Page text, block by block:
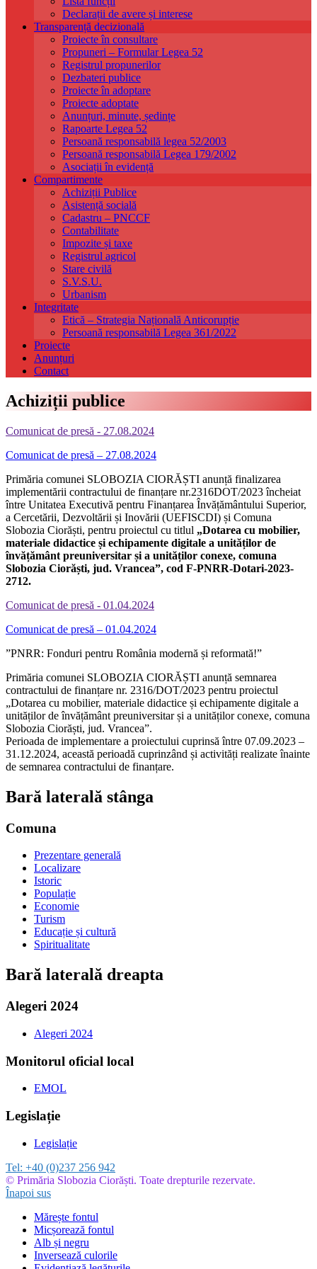
Declarații de avere și interese
Transparență decizională
Proiecte în consultare
Propuneri – Formular Legea 52
Registrul propunerilor
Dezbateri publice
Proiecte în adoptare
Proiecte adoptate
Anunțuri, minute, ședințe
Rapoarte Legea 52
Persoană responsabilă legea 52/2003
Persoană responsabilă Legea 179/2002
Asociații în evidență
Compartimente
Achiziții Publice
Asistență socială
Cadastru – PNCCF
Contabilitate
Impozite și taxe
Registrul agricol
Stare civilă
S.V.S.U.
Urbanism
Integritate
Etică – Strategia Națională Anticorupție
Persoană responsabilă Legea 361/2022
Proiecte
Anunțuri
Contact
Achiziții publice
Comunicat de presă - 27.08.2024
Comunicat de presă – 27.08.2024
Primăria comunei SLOBOZIA CIORĂȘTI anunță finalizarea
implementării contractului de finanțare nr.2316DOT/2023 încheiat
între Unitatea Executivă pentru Finanțarea Învățământului Superior,
a Cercetării, Dezvoltării și Inovării (UEFISCDI) și Comuna
Slobozia Ciorăști, pentru proiectul cu titlul „Dotarea cu mobilier,
materiale didactice și echipamente digitale a unităților de
învățământ preuniversitar și a unităților conexe, comuna
Slobozia Ciorăști, jud. Vrancea”, cod F-PNRR-Dotari-2023-
2712.
Comunicat de presă - 01.04.2024
Comunicat de presă – 01.04.2024
”PNRR: Fonduri pentru România modernă și reformată!”
Primăria comunei SLOBOZIA CIORĂȘTI anunță semnarea
contractului de finanțare nr. 2316/DOT/2023 pentru proiectul
„Dotarea cu mobilier, materiale didactice și echipamente digitale a
unităților de învățământ preuniversitar și a unităților conexe, comuna
Slobozia Ciorăști, jud. Vrancea”.
Perioada de implementare a proiectului cuprinsă între 07.09.2023 –
31.12.2024, această perioadă cuprinzând și activități realizate înainte
de semnarea contractului de finanțare.
Bară laterală stânga
Comuna
Prezentare generală
Localizare
Istoric
Populație
Economie
Turism
Educație și cultură
Spiritualitate
Bară laterală dreapta
Alegeri 2024
Alegeri 2024
Monitorul oficial local
EMOL
Legislație
Legislație
Tel: +40 (0)237 256 942
© Primăria Slobozia Ciorăști. Toate drepturile rezervate.
Înapoi sus
Mărește fontul
Micșorează fontul
Alb și negru
Inversează culorile